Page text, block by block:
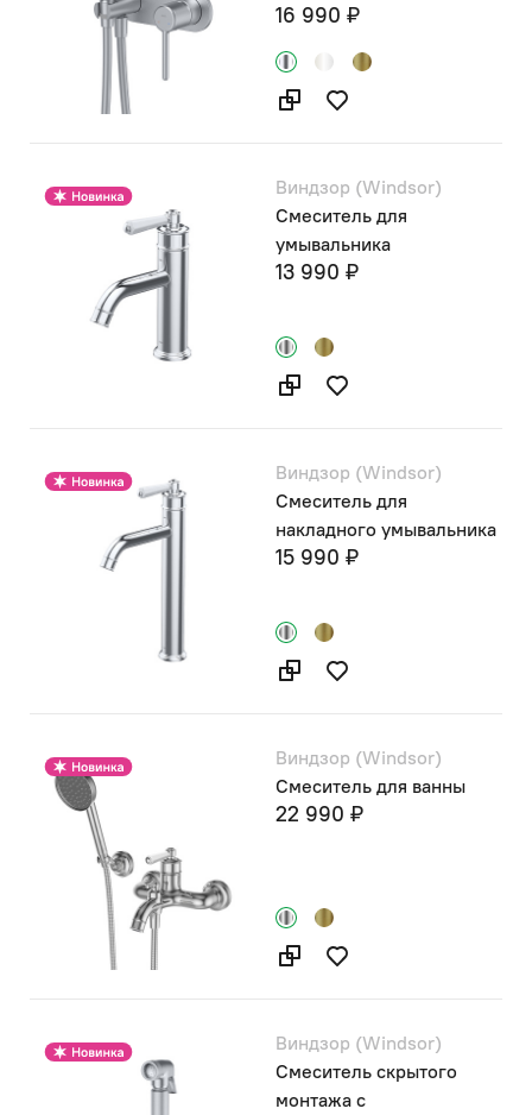
16 990 ₽
Виндзор (Windsor)
Смеситель для
умывальника
13 990 ₽
Виндзор (Windsor)
Смеситель для
накладного умывальника
15 990 ₽
Виндзор (Windsor)
Смеситель для ванны
22 990 ₽
Виндзор (Windsor)
Смеситель скрытого
монтажа с